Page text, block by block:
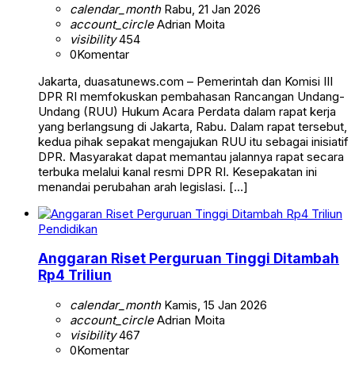
calendar_monthRabu, 21 Jan 2026
account_circleAdrian Moita
visibility454
0Komentar
Jakarta, duasatunews.com – Pemerintah dan Komisi III
DPR RI memfokuskan pembahasan Rancangan Undang-
Undang (RUU) Hukum Acara Perdata dalam rapat kerja
yang berlangsung di Jakarta, Rabu. Dalam rapat tersebut,
kedua pihak sepakat mengajukan RUU itu sebagai inisiatif
DPR. Masyarakat dapat memantau jalannya rapat secara
terbuka melalui kanal resmi DPR RI. Kesepakatan ini
menandai perubahan arah legislasi. […]
Pendidikan
Anggaran Riset Perguruan Tinggi Ditambah
Rp4 Triliun
calendar_monthKamis, 15 Jan 2026
account_circleAdrian Moita
visibility467
0Komentar